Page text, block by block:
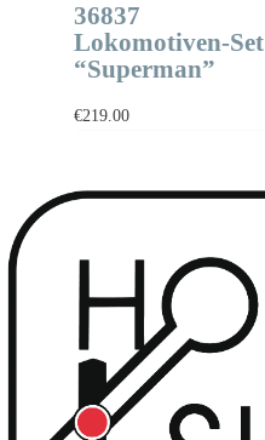
36837
Lokomotiven-Set
“Superman”
€219.00